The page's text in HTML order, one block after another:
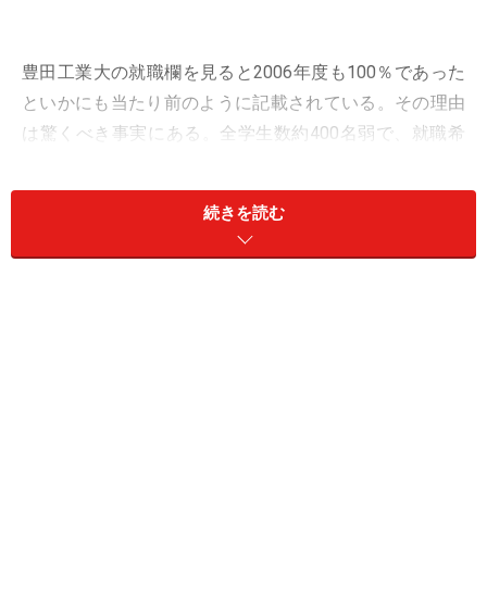
豊田工業大の就職欄を見ると2006年度も100％であった
といかにも当たり前のように記載されている。その理由
は驚くべき事実にある。全学生数約400名弱で、就職希
いう。これだけ少ない人数であるからこそマンツーマン
の就職指導が行われ、就職希望者の70％以上が第一志望
の会社に入る。
続きを読む